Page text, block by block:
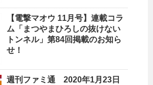
【電撃マオウ 11月号】連載コラ
ム「まつやまひろしの抜けない
トンネル」第84回掲載のお知ら
せ！
週刊ファミ通 2020年1月23日